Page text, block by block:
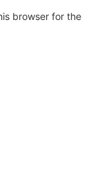
browser for the